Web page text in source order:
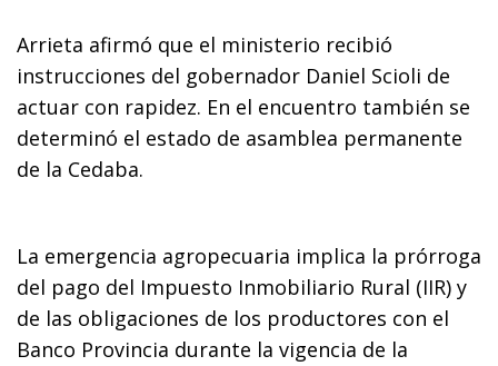
Arrieta afirmó que el ministerio recibió
instrucciones del gobernador Daniel Scioli de
actuar con rapidez. En el encuentro también se
determinó el estado de asamblea permanente
de la Cedaba.
La emergencia agropecuaria implica la prórroga
del pago del Impuesto Inmobiliario Rural (IIR) y
de las obligaciones de los productores con el
Banco Provincia durante la vigencia de la